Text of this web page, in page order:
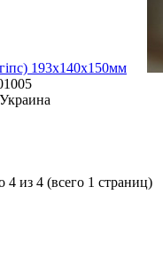
193х140х150мм
Украина
4 из 4 (всего 1 страниц)